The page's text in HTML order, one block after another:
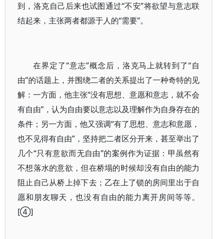
到，洛克自己后来也试图通过“不安”将欲望与意志联
结起来，主张两者都源于人的“需要”。
在界定了“意志”概念后，洛克马上就转到了“自
由”的话题上，并围绕二者的关系提出了一种奇特的见
解：一方面，他主张“没有思想、意愿和意志，就不会
有自由”，认为自由要以意志以及理解作为自身存在的
条件；另一方面，他又强调“有了思想、意志和意愿，
也不见得有自由”，坚持把二者区分开来，甚至举出了
几个“只有意欲而无自由”的案例作为证据：甲虽然有
不想落水的意欲，但在桥塌的时候却没有自由的能力
阻止自己从桥上掉下去；乙在上了锁的房间里出于自
愿和朋友聊天，也没有自由的能力离开房间等等。
[④]